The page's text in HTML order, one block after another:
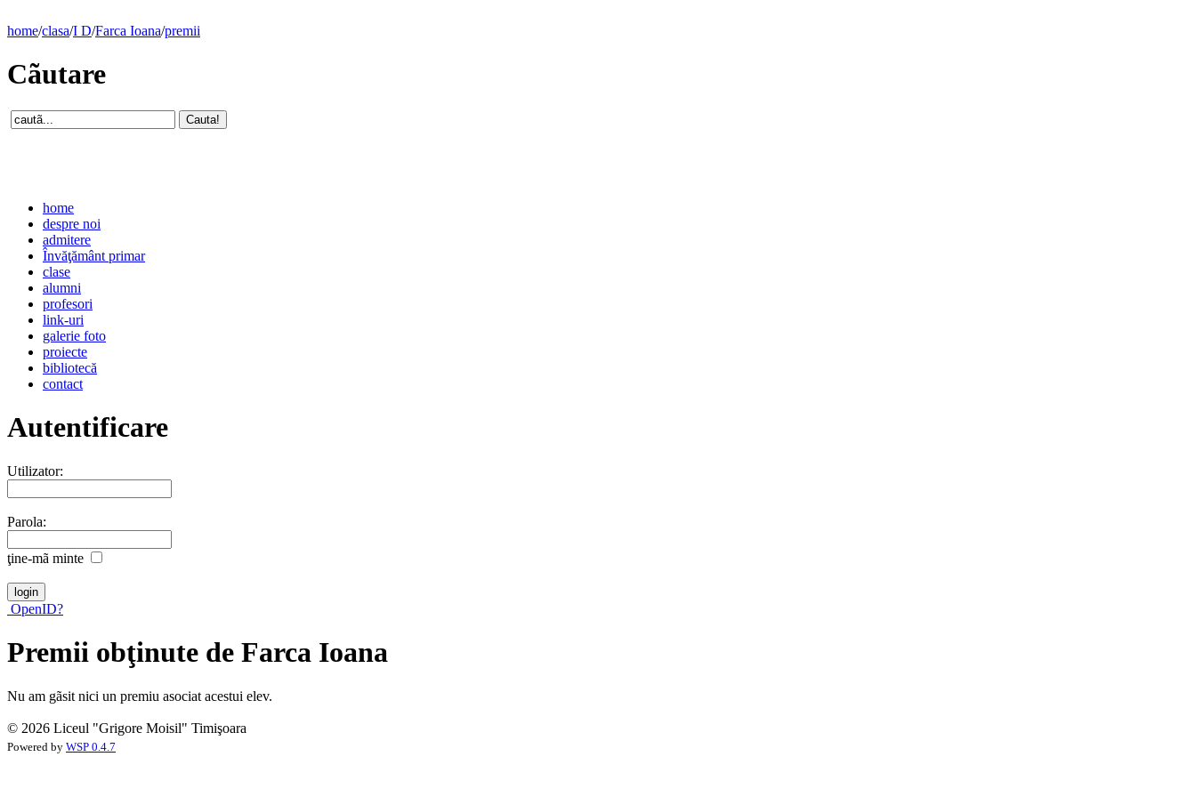
home/clasa/I D/Farca Ioana/premii
Cãutare
home
despre noi
admitere
Învăţământ primar
clase
alumni
profesori
link-uri
galerie foto
proiecte
bibliotecă
contact
Autentificare
Utilizator:
Parola:
ţine-mã minte
OpenID?
Premii obţinute de Farca Ioana
Nu am gãsit nici un premiu asociat acestui elev.
© 2026 Liceul "Grigore Moisil" Timişoara
Powered by WSP 0.4.7